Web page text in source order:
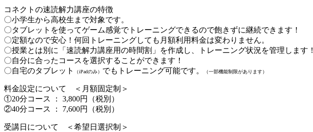
コネクトの速読解力講座の特徴
〇小学生から高校生まで対象です。
〇タブレットを使ってゲーム感覚でトレーニングできるので飽きずに継続できます！
〇定額なので安心！何回トレーニングしても月額利用料金は変わりません。
〇授業とは別に「速読解力講座用の時間割」を作成し、トレーニング状況を管理します！
〇自分に合ったコースを選択することができます！
〇自宅のタブレット
（iPadのみ） でもトレーニング可能です。 （一部機能制限があります）
料金設定について ＜月額固定制＞
①20分コース ： 3,800円（税別）
②40分コース ： 7,600円（税別）
受講日について ＜希望日選択制＞